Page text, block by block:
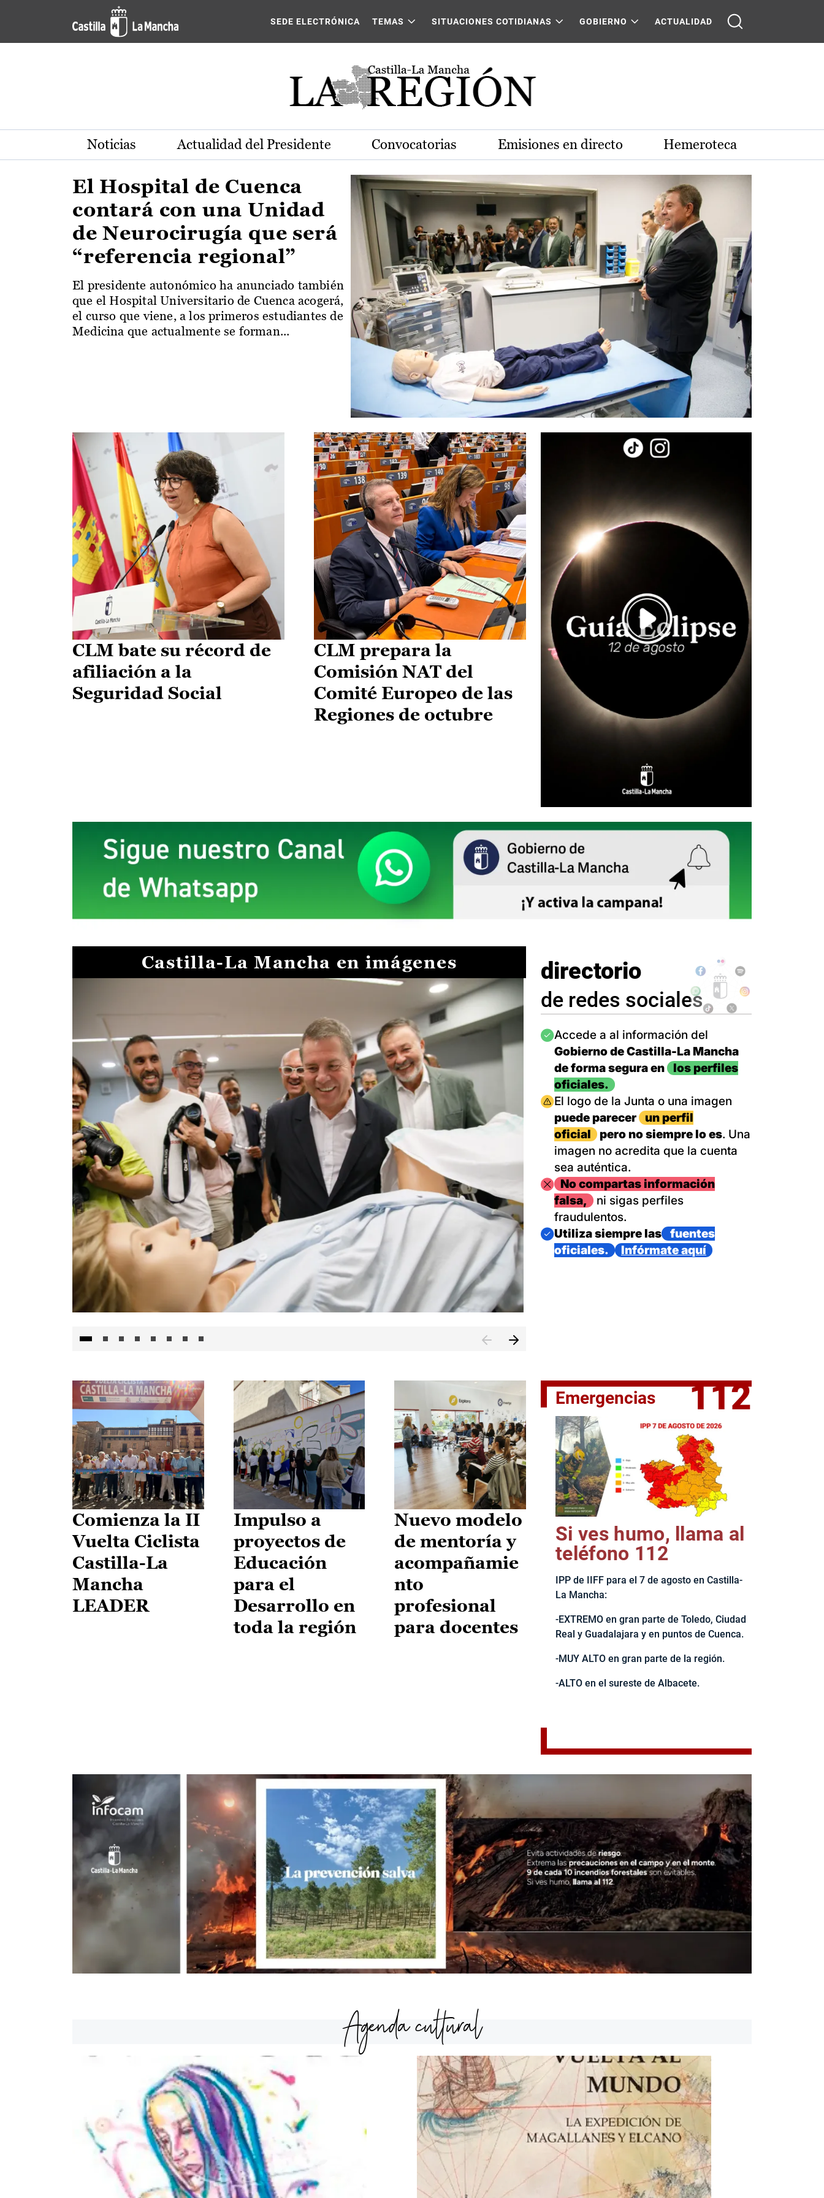
Pasar al contenido principal
Actualidad de la región de Castilla-La Mancha
SEDE ELECTRÓNICA TEMAS SITUACIONES COTIDIANAS GOBIERNO ACTUALIDAD
Noticias Actualidad del Presidente Convocatorias Emisiones en directo Hemeroteca
El Hospital de Cuenca
contará con una Unidad
de Neurocirugía que será
“referencia regional”
El presidente autonómico ha anunciado también
que el Hospital Universitario de Cuenca acogerá,
el curso que viene, a los primeros estudiantes de
Medicina que actualmente se forman...
CLM bate su récord de
afiliación a la
Seguridad Social
CLM prepara la
Comisión NAT del
Comité Europeo de las
Regiones de octubre
Castilla-La Mancha en imágenes
El jefe del Ejecutivo castellanomanchego, Emiliano García-
directorio
de redes sociales
Imagen
Accede a al información del
Gobierno de Castilla-La Mancha
de forma segura en
los perfiles
oficiales.
Imagen
El logo de la Junta o una imagen
puede parecer
un perfil
oficial
pero no siempre lo es. Una
imagen no acredita que la cuenta
sea auténtica.
ImagenNo compartas información
falsa,
ni sigas perfiles
fraudulentos.
Imagen
Utiliza siempre las
fuentes
oficiales.
Infórmate aquí
Comienza la II
Vuelta Ciclista
Castilla-La
Mancha
LEADER
Impulso a
proyectos de
Educación
para el
Desarrollo en
toda la región
Nuevo modelo
de mentoría y
acompañamie
nto
profesional
para docentes
Emergencias 112
Si ves humo, llama al
teléfono 112
IPP de IIFF para el 7 de agosto en Castilla-
La Mancha:
-EXTREMO en gran parte de Toledo, Ciudad
Real y Guadalajara y en puntos de Cuenca.
-MUY ALTO en gran parte de la región.
-ALTO en el sureste de Albacete.
Agenda cultural